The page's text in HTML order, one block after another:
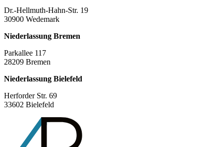
Dr.-Hellmuth-Hahn-Str. 19
30900 Wedemark
Niederlassung Bremen
Parkallee 117
28209 Bremen
Niederlassung Bielefeld
Herforder Str. 69
33602 Bielefeld